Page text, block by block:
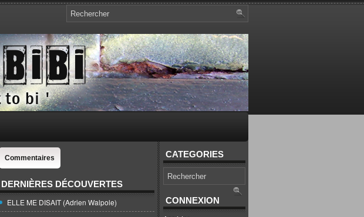
et de blogs.
Commentaires
DERNIÈRES DÉCOUVERTES
ELLE ME DISAIT (Adrien Walpole)
CATEGORIES
CONNEXION